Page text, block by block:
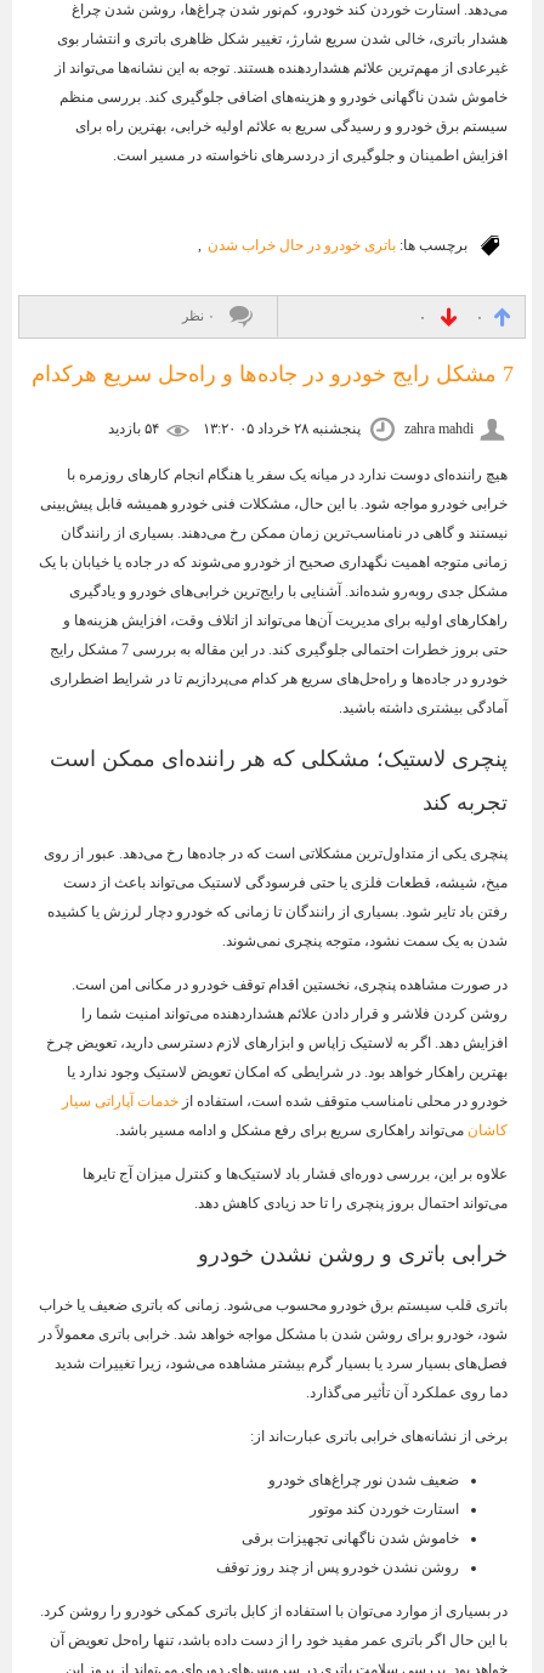
می‌دهد. استارت خوردن کند خودرو، کم‌نور شدن چراغ‌ها، روشن شدن چراغ
هشدار باتری، خالی شدن سریع شارژ، تغییر شکل ظاهری باتری و انتشار بوی
غیرعادی از مهم‌ترین علائم هشداردهنده هستند. توجه به این نشانه‌ها می‌تواند از
خاموش شدن ناگهانی خودرو و هزینه‌های اضافی جلوگیری کند. بررسی منظم
سیستم برق خودرو و رسیدگی سریع به علائم اولیه خرابی، بهترین راه برای
افزایش اطمینان و جلوگیری از دردسرهای ناخواسته در مسیر است.
برچسب ها: باتری خودرو در حال خراب شدن ,
۰ ۰ ۰ نظر
7 مشکل رایج خودرو در جاده‌ها و راه‌حل سریع هرکدام
zahra mahdi پنجشنبه ۲۸ خرداد ۰۵ ۱۳:۲۰
هیچ راننده‌ای دوست ندارد در میانه یک سفر یا هنگام انجام کارهای روزمره با
خرابی خودرو مواجه شود. با این حال، مشکلات فنی خودرو همیشه قابل پیش‌بینی
نیستند و گاهی در نامناسب‌ترین زمان ممکن رخ می‌دهند. بسیاری از رانندگان
زمانی متوجه اهمیت نگهداری صحیح از خودرو می‌شوند که در جاده یا خیابان با یک
مشکل جدی روبه‌رو شده‌اند. آشنایی با رایج‌ترین خرابی‌های خودرو و یادگیری
راهکارهای اولیه برای مدیریت آن‌ها می‌تواند از اتلاف وقت، افزایش هزینه‌ها و
حتی بروز خطرات احتمالی جلوگیری کند. در این مقاله به بررسی 7 مشکل رایج
خودرو در جاده‌ها و راه‌حل‌های سریع هر کدام می‌پردازیم تا در شرایط اضطراری
آمادگی بیشتری داشته باشید.
پنچری لاستیک؛ مشکلی که هر راننده‌ای ممکن است
تجربه کند
پنچری یکی از متداول‌ترین مشکلاتی است که در جاده‌ها رخ می‌دهد. عبور از روی
میخ، شیشه، قطعات فلزی یا حتی فرسودگی لاستیک می‌تواند باعث از دست
رفتن باد تایر شود. بسیاری از رانندگان تا زمانی که خودرو دچار لرزش یا کشیده
شدن به یک سمت نشود، متوجه پنچری نمی‌شوند.
در صورت مشاهده پنچری، نخستین اقدام توقف خودرو در مکانی امن است.
روشن کردن فلاشر و قرار دادن علائم هشداردهنده می‌تواند امنیت شما را
افزایش دهد. اگر به لاستیک زاپاس و ابزارهای لازم دسترسی دارید، تعویض چرخ
بهترین راهکار خواهد بود. در شرایطی که امکان تعویض لاستیک وجود ندارد یا
خودرو در محلی نامناسب متوقف شده است، استفاده از خدمات آپاراتی سیار
کاشان می‌تواند راهکاری سریع برای رفع مشکل و ادامه مسیر باشد.
علاوه بر این، بررسی دوره‌ای فشار باد لاستیک‌ها و کنترل میزان آج تایرها
می‌تواند احتمال بروز پنچری را تا حد زیادی کاهش دهد.
خرابی باتری و روشن نشدن خودرو
باتری قلب سیستم برق خودرو محسوب می‌شود. زمانی که باتری ضعیف یا خراب
شود، خودرو برای روشن شدن با مشکل مواجه خواهد شد. خرابی باتری معمولاً در
فصل‌های بسیار سرد یا بسیار گرم بیشتر مشاهده می‌شود، زیرا تغییرات شدید
دما روی عملکرد آن تأثیر می‌گذارد.
برخی از نشانه‌های خرابی باتری عبارت‌اند از:
ضعیف شدن نور چراغ‌های خودرو
استارت خوردن کند موتور
خاموش شدن ناگهانی تجهیزات برقی
روشن نشدن خودرو پس از چند روز توقف
در بسیاری از موارد می‌توان با استفاده از کابل باتری کمکی خودرو را روشن کرد.
با این حال اگر باتری عمر مفید خود را از دست داده باشد، تنها راه‌حل تعویض آن
خواهد بود. بررسی سلامت باتری در سرویس‌های دوره‌ای می‌تواند از بروز این